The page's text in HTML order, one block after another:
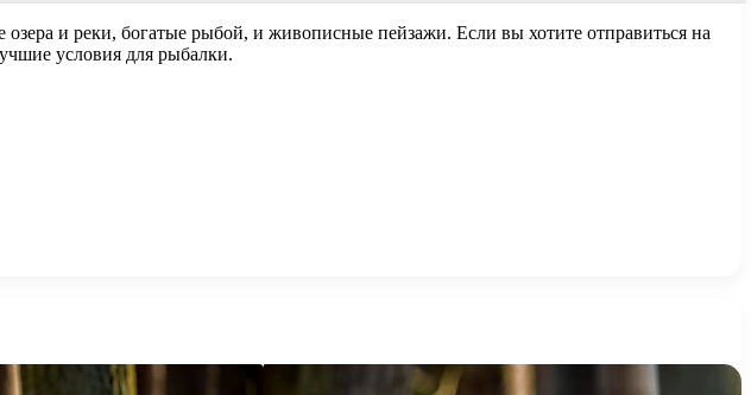
и реки, богатые рыбой, и живописные пейзажи. Если вы хотите отправиться на
условия для рыбалки.